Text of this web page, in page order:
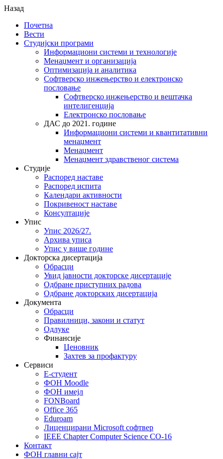
Назад
Почетна
Вести
Студијски програми
Информациони системи и технологије
Менаџмент и организација
Оптимизација и аналитика
Софтверско инжењерство и електронско
пословање
Софтверско инжењерство и вештачка
интелигенција
Електронско пословање
ДАС до 2021. године
Информациони системи и квантитативни
менаџмент
Менаџмент
Менаџмент здравственог система
Студије
Распоред наставе
Распоред испита
Календари активности
Покривеност наставе
Консултације
Упис
Упис 2026/27.
Архива уписа
Упис у више године
Докторска дисертација
Обрасци
Увид јавности докторске дисертације
Одбране приступних радова
Одбране докторских дисертација
Документа
Обрасци
Правилници, закони и статут
Одлуке
Финансије
Ценовник
Захтев за профактуру
Сервиси
Е-студент
ФОН Moodle
ФОН имејл
FONBoard
Office 365
Eduroam
Лиценцирани Microsoft софтвер
IEEE Chapter Computer Science CO-16
Контакт
ФОН главни сајт